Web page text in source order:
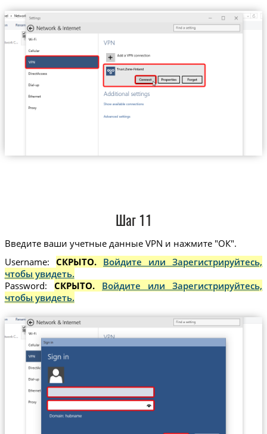
Trust.Zone-Finland
Шаг 11
Введите ваши учетные данные VPN и нажмите "ОК".
Username: СКРЫТО. Войдите или Зарегистрируйтесь,
чтобы увидеть.
Password: СКРЫТО. Войдите или Зарегистрируйтесь,
чтобы увидеть.